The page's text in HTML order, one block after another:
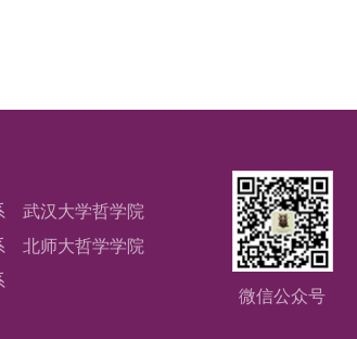
武汉大学哲学院
北师大哲学学院
微信公众号